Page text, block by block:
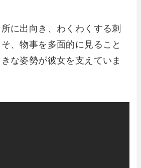
に出向き、わくわくする刺
、物事を多面的に見ること
な姿勢が彼女を支えていま